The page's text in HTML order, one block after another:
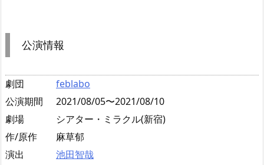
公演情報
劇団
feblabo
公演期間
2021/08/05〜2021/08/10
劇場
シアター・ミラクル(新宿)
作/原作
麻草郁
演出
池田智哉